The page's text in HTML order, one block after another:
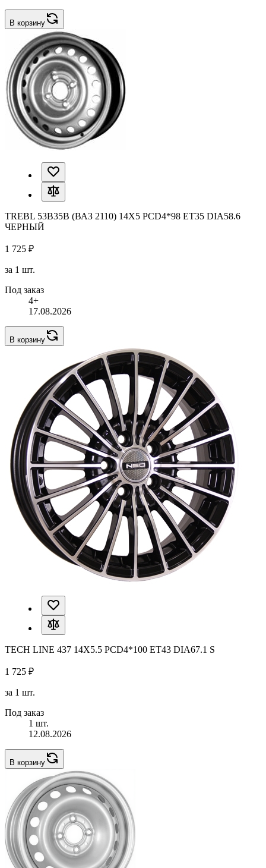
В корзину
TREBL 53B35B (ВАЗ 2110) 14X5 PCD4*98 ET35 DIA58.6
ЧЕРНЫЙ
1 725 ₽
за 1 шт.
Под заказ
4+
17.08.2026
В корзину
TECH LINE 437 14X5.5 PCD4*100 ET43 DIA67.1 S
1 725 ₽
за 1 шт.
Под заказ
1 шт.
12.08.2026
В корзину